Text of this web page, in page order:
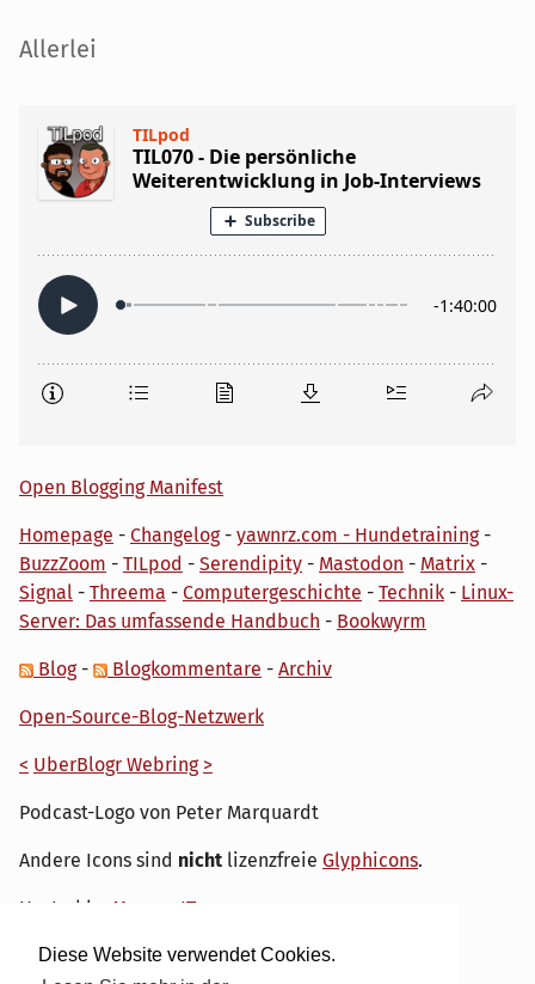
Diese Website verwendet Cookies.
Seitenleiste
Allerlei
Open Blogging Manifest
Homepage - Changelog- yawnrz.com - Hundetraining-
BuzzZoom - TILpod - Serendipity - Mastodon - Matrix -
Signal - Threema - Computergeschichte - Technik - Linux-
Server: Das umfassende Handbuch - Bookwyrm
Blog- Blogkommentare - Archiv
Open-Source-Blog-Netzwerk
< UberBlogr Webring >
Podcast-Logo von Peter Marquardt
Andere Icons sind nicht lizenzfreie Glyphicons.
Hosted by My own IT.